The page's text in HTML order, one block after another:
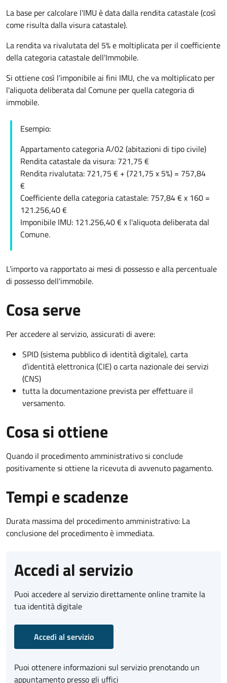
La base per calcolare l'IMU è data dalla rendita catastale (così
come risulta dalla visura catastale).
La rendita va rivalutata del 5% e moltiplicata per il coefficiente
della categoria catastale dell'Immobile.
Si ottiene così l'imponibile ai fini IMU, che va moltiplicato per
l'aliquota deliberata dal Comune per quella categoria di
immobile.
Esempio:
Appartamento categoria A/02 (abitazioni di tipo civile)
Rendita catastale da visura: 721,75 €
Rendita rivalutata: 721,75 € + (721,75 x 5%) = 757,84
€
Coefficiente della categoria catastale: 757,84 € x 160 =
121.256,40 €
Imponibile IMU: 121.256,40 € x l'aliquota deliberata dal
Comune.
L'importo va rapportato ai mesi di possesso e alla percentuale
di possesso dell'immobile.
Cosa serve
Per accedere al servizio, assicurati di avere:
SPID (sistema pubblico di identità digitale), carta
d’identità elettronica (CIE) o carta nazionale dei servizi
(CNS)
tutta la documentazione prevista per effettuare il
versamento.
Cosa si ottiene
Quando il procedimento amministrativo si conclude
positivamente si ottiene la ricevuta di avvenuto pagamento.
Tempi e scadenze
Durata massima del procedimento amministrativo: La
conclusione del procedimento è immediata.
Accedi al servizio
Puoi accedere al servizio direttamente online tramite la
tua identità digitale
Accedi al servizio
Puoi ottenere informazioni sul servizio prenotando un
appuntamento presso gli uffici